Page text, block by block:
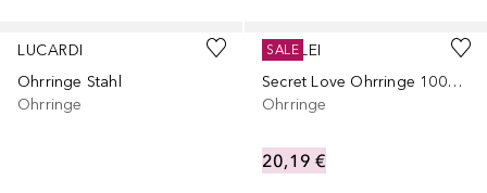
LUCARDI
Ohrringe Stahl
Ohrringe
PURELEI
Secret Love Ohrringe 100% Edelstahl
Ohrringe
20,19 €
SALE